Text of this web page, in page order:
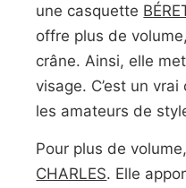
une casquette
offre plus de
crâne. Ainsi, elle
visage. C’est un
les amateurs de
Pour plus de
CHARLES. Elle